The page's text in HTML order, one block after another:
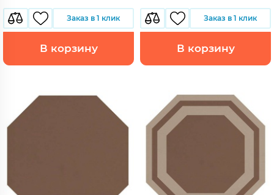
Заказ в 1 клик
В корзину
Заказ в 1 клик
В корзину